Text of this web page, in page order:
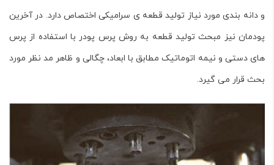
و دانه بندی مورد نیاز تولید قطعه ی سرامیکی اختصاص دارد. در آخرین
پودمان نیز مبحث تولید قطعه به روش پرس پودر با استفاده از پرس
های دستی و نیمه اتوماتیک مطابق با ابعاد، چگالی و ظاهر مد نظر مورد
بحث قرار می گیرد.